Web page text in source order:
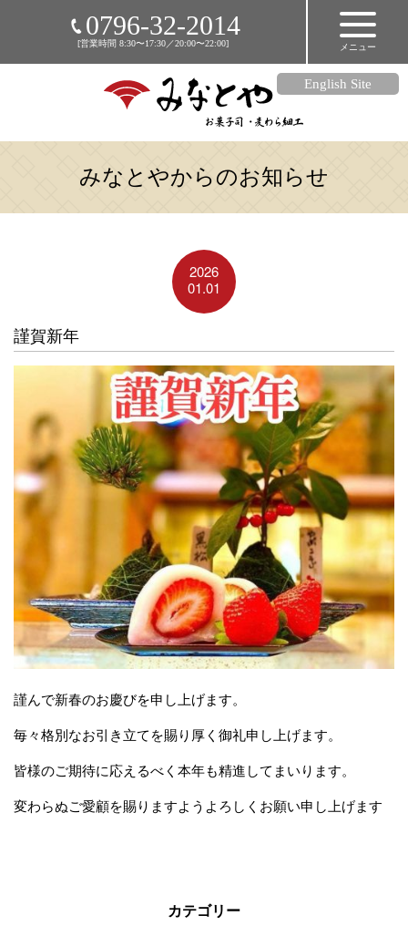
0796-32-2014
[営業時間 8:30〜17:30／20:00〜22:00] メニュー
English Site
HOME
店舗のご案内
商品のご紹介
麦わら細工
メディア掲載情報
お知らせ
リンク集
オンラインショップ
みなとやからのお知らせ
2026
01.01
謹賀新年
謹んで新春のお慶びを申し上げます。
毎々格別なお引き立てを賜り厚く御礼申し上げます。
皆様のご期待に応えるべく本年も精進してまいります。
変わらぬご愛顧を賜りますようよろしくお願い申し上げます
カテゴリー